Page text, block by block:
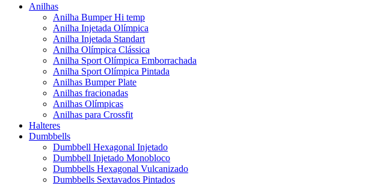
Anilhas
Anilha Bumper Hi temp
Anilha Injetada Olímpica
Anilha Injetada Standart
Anilha Olímpica Clássica
Anilha Sport Olímpica Emborrachada
Anilha Sport Olímpica Pintada
Anilhas Bumper Plate
Anilhas fracionadas
Anilhas Olímpicas
Anilhas para Crossfit
Halteres
Dumbbells
Dumbbell Hexagonal Injetado
Dumbbell Injetado Monobloco
Dumbbells Hexagonal Vulcanizado
Dumbbells Sextavados Pintados